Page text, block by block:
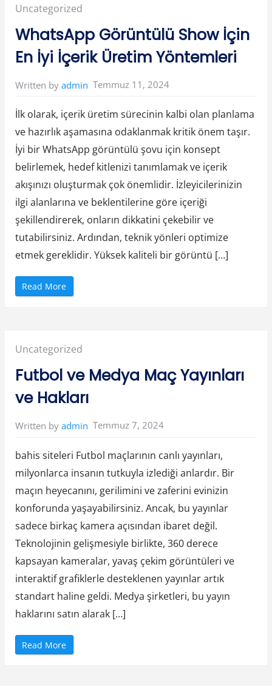
k
i
i
S
r
v
s
l
i
n
n
n
m
v
e
R
o
ü
Posted
in:
Uncategorized
WhatsApp Görüntülü Show İçin
En İyi İçerik Üretim Yöntemleri
Written by admin Temmuz 11, 2024
İlk olarak, içerik üretim sürecinin kalbi olan planlama
ve hazırlık aşamasına odaklanmak kritik önem taşır.
İyi bir WhatsApp görüntülü şovu için konsept
belirlemek, hedef kitlenizi tanımlamak ve içerik
akışınızı oluşturmak çok önemlidir. İzleyicilerinizin
ilgi alanlarına ve beklentilerine göre içeriği
şekillendirerek, onların dikkatini çekebilir ve
tutabilirsiniz. Ardından, teknik yönleri optimize
etmek gereklidir. Yüksek kaliteli bir görüntü […]
Read More“
W
p
r
ü
n
t
ü
ü
S
w
İ
i
E
İ
y
i
İ
e
i
Ü
r
e
t
i
m
ö
t
e
Posted
in:
Uncategorized
Futbol ve Medya Maç Yayınları
ve Hakları
Written by admin Temmuz 7, 2024
bahis siteleri Futbol maçlarının canlı yayınları,
milyonlarca insanın tutkuyla izlediği anlardır. Bir
maçın heyecanını, gerilimini ve zaferini evinizin
konforunda yaşayabilirsiniz. Ancak, bu yayınlar
sadece birkaç kamera açısından ibaret değil.
Teknolojinin gelişmesiyle birlikte, 360 derece
kapsayan kameralar, yavaş çekim görüntüleri ve
interaktif grafiklerle desteklenen yayınlar artık
standart haline geldi. Medya şirketleri, bu yayın
haklarını satın alarak […]
Read More“
F